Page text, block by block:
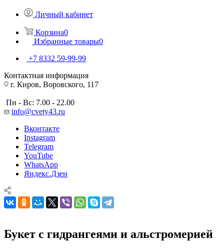
Личный кабинет
Корзина0
Избранные товары0
+7 8332 59-99-99
Контактная информация
г. Киров, Воровского, 117
Пн - Вс: 7.00 - 22.00
info@cvety43.ru
Вконтакте
Instagram
Telegram
YouTube
WhatsApp
Яндекс.Дзен
Букет с гидрангеями и альстромерией